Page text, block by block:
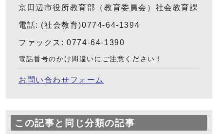
京田辺市役所教育部（教育委員会）社会教育課
電話: (社会教育)0774-64-1394
ファックス: 0774-64-1390
電話番号のかけ間違いにご注意ください！
お問い合わせフォーム
この記事と同じ分類の記事